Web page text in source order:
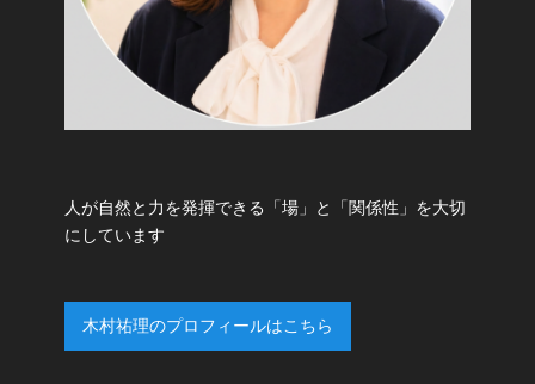
人が自然と力を発揮できる「場」と「関係性」を大切
にしています
木村祐理のプロフィールはこちら